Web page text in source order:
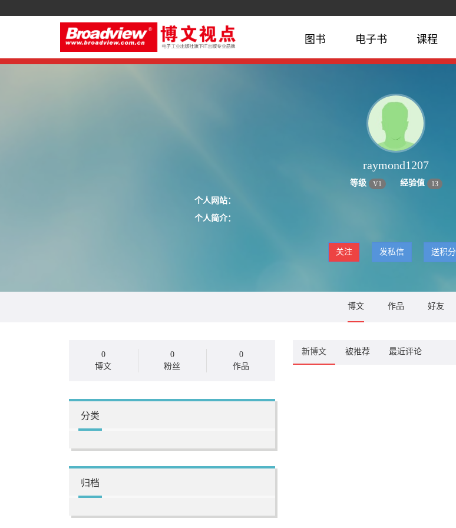
图书 电子书 课程
raymond1207
等级 V1 经验值 13
个人网站：
个人简介：
关注 发私信 送积分
博文 作品 好友
0
博文
0
粉丝
0
作品
分类
归档
新博文 被推荐 最近评论